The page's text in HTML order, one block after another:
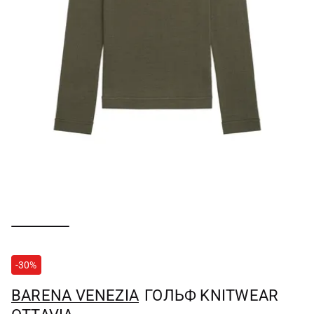
-30%
BARENA VENEZIA ГОЛЬФ KNITWEAR